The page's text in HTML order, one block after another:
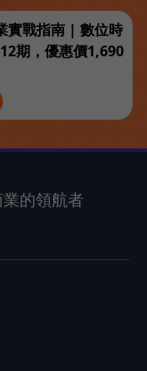
實戰指南 | 數位時
期，優惠價1,690
的領航者